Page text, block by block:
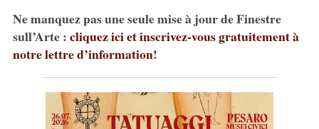
Ne manquez pas une seule mise à jour de Finestre
sull’Arte :cliquez ici et inscrivez-vous gratuitement à
notre lettre d’information!